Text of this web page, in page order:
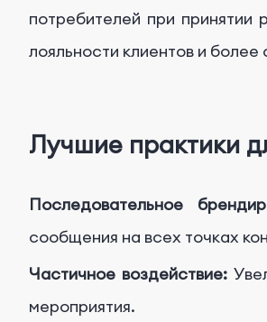
потребителей при
лояльности клиентов и
Лучшие практики
Последовательное
сообщения на всех точках
Частичное воздействие:
мероприятия.